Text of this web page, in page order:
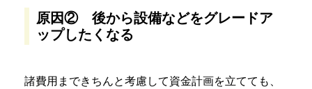
原因② 後から設備などをグレードア
ップしたくなる
諸費用まできちんと考慮して資金計画を立てても、